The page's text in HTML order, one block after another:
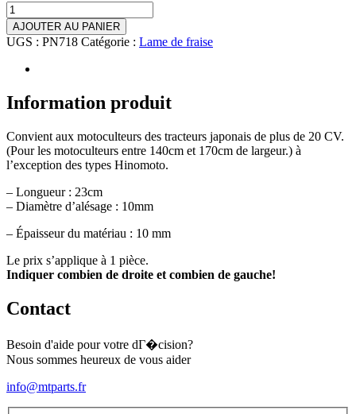
quantité
de
Lame
de
fraise
4
(10x30mm)
AJOUTER AU PANIER
UGS : PN718 Catégorie : Lame de fraise
Information produit
Convient aux motoculteurs des tracteurs japonais de plus de 20 CV.
(Pour les motoculteurs entre 140cm et 170cm de largeur.) à
l’exception des types Hinomoto.
– Longueur : 23cm
– Diamètre d’alésage : 10mm
– Épaisseur du matériau : 10 mm
Le prix s’applique à 1 pièce.
Indiquer combien de droite et combien de gauche!
Contact
Besoin d'aide pour votre dГ�cision?
Nous sommes heureux de vous aider
info@mtparts.fr